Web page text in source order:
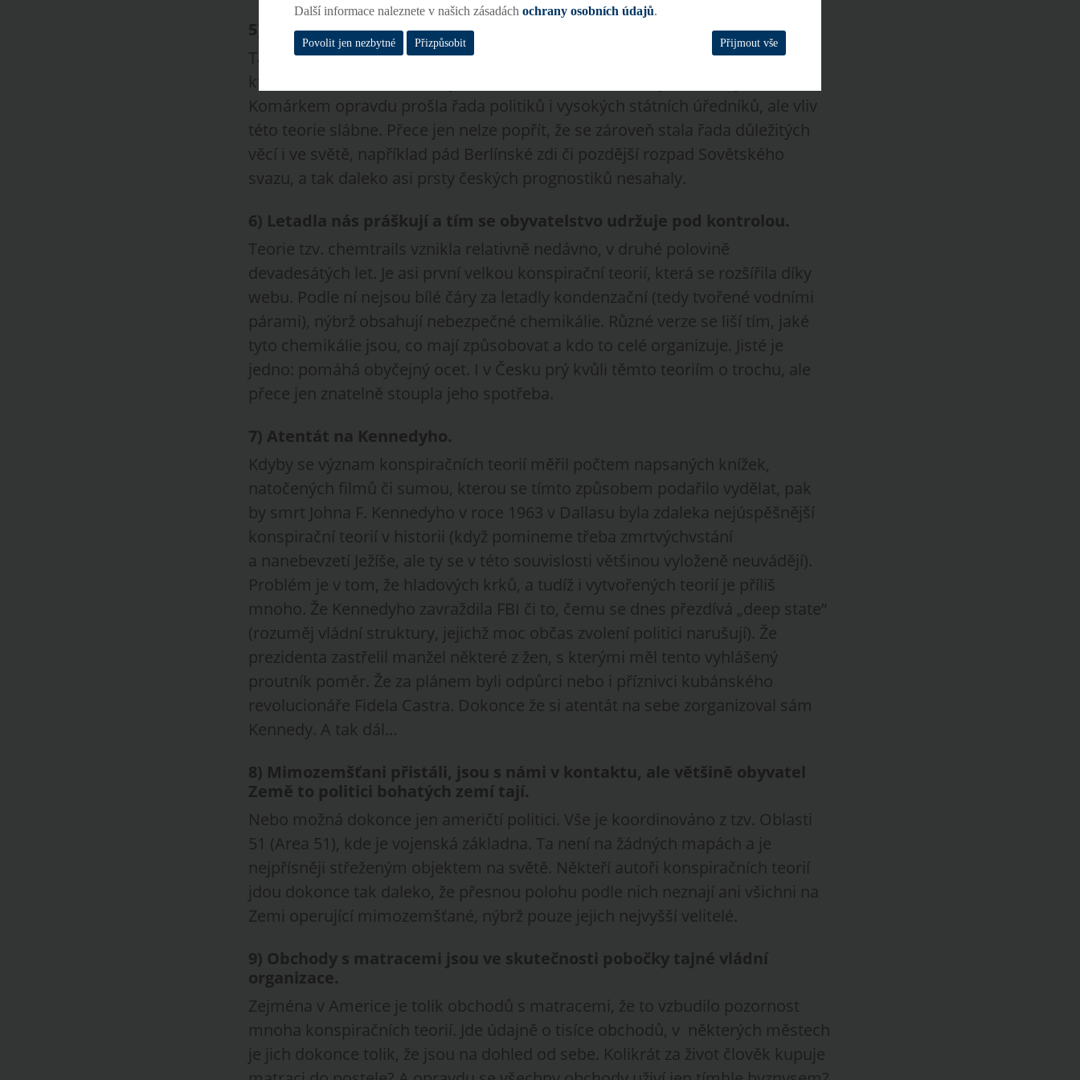
5)
Listopad 1989 vymysleli v Prognostickém ústavu.
Tam vznikly základy dohody o rozdělení moci a privatizovaného majetku, ke
kterému došlo v devadesátých letech. Ústavem založeným a řízeným Valtrem
Komárkem opravdu prošla řada politiků i vysokých státních úředníků, ale vliv
této teorie slábne. Přece jen nelze popřít, že se zároveň stala řada důležitých
věcí i ve světě, například pád Berlínské zdi či pozdější rozpad Sovětského
svazu, a tak daleko asi prsty českých prognostiků nesahaly.
6) Letadla nás práškují a tím se obyvatelstvo udržuje pod kontrolou.
Teorie tzv. chemtrails vznikla relativně nedávno, v druhé polovině
devadesátých let. Je asi první velkou konspirační teorií, která se rozšířila díky
webu. Podle ní nejsou bílé čáry za letadly kondenzační (tedy tvořené vodními
párami), nýbrž obsahují nebezpečné chemikálie. Různé verze se liší tím, jaké
tyto chemikálie jsou, co mají způsobovat a kdo to celé organizuje. Jisté je
jedno: pomáhá obyčejný ocet. I v Česku prý kvůli těmto teoriím o trochu, ale
přece jen znatelně stoupla jeho spotřeba.
7) Atentát na Kennedyho.
Kdyby se význam konspiračních teorií měřil počtem napsaných knížek,
natočených filmů či sumou, kterou se tímto způsobem podařilo vydělat, pak
by smrt Johna F. Kennedyho v roce 1963 v Dallasu byla zdaleka nejúspěšnější
konspirační teorií v historii (když pomineme třeba zmrtvýchvstání
a nanebevzetí Ježíše, ale ty se v této souvislosti většinou vyloženě neuvádějí).
Problém je v tom, že hladových krků, a tudíž i vytvořených teorií je příliš
mnoho. Že Kennedyho zavraždila FBI či to, čemu se dnes přezdívá „deep state“
(rozuměj vládní struktury, jejichž moc občas zvolení politici narušují). Že
prezidenta zastřelil manžel některé z žen, s kterými měl tento vyhlášený
proutník poměr. Že za plánem byli odpůrci nebo i příznivci kubánského
revolucionáře Fidela Castra. Dokonce že si atentát na sebe zorganizoval sám
Kennedy. A tak dál…
8) Mimozemšťani přistáli, jsou s námi v kontaktu, ale většině obyvatel
Země to politici bohatých zemí tají.
Nebo možná dokonce jen američtí politici. Vše je koordinováno z tzv. Oblasti
51 (Area 51), kde je vojenská základna. Ta není na žádných mapách a je
nejpřísněji střeženým objektem na světě. Někteří autoři konspiračních teorií
jdou dokonce tak daleko, že přesnou polohu podle nich neznají ani všichni na
Zemi operující mimozemšťané, nýbrž pouze jejich nejvyšší velitelé.
9) Obchody s matracemi jsou ve skutečnosti pobočky tajné vládní
organizace.
Zejména v Americe je tolik obchodů s matracemi, že to vzbudilo pozornost
mnoha konspiračních teorií. Jde údajně o tisíce obchodů, v některých městech
je jich dokonce tolik, že jsou na dohled od sebe. Kolikrát za život člověk kupuje
Další informace naleznete v našich zásadách ochrany osobních údajů.
Povolit jen nezbytné Přizpůsobit Přijmout vše